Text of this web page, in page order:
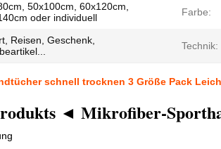
50x100cm, 60x120cm,
oder individuell
Farbe:
Reisen, Geschenk,
Technik:
schnell trocknen 3 Größe Pack
◄ Mikrofiber-